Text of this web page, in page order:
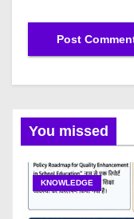
You missed
KNOWLEDGE